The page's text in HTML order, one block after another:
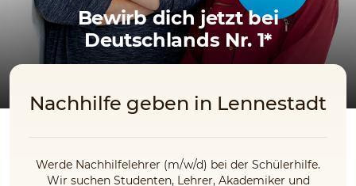
Bewirb dich jetzt bei
Deutschlands Nr. 1*
Nachhilfe geben in Lennestadt
Werde Nachhilfelehrer (m/w/d) bei der Schülerhilfe.
Wir suchen Studenten, Lehrer, Akademiker und